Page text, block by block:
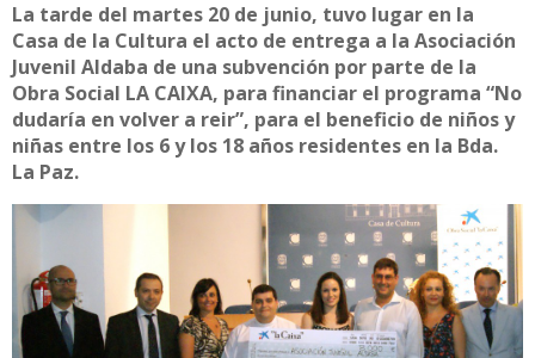
La tarde del martes 20 de junio, tuvo lugar en la
Casa de la Cultura el acto de entrega a la Asociación
Juvenil Aldaba de una subvención por parte de la
Obra Social LA CAIXA, para financiar el programa “No
dudaría en volver a reir”, para el beneficio de niños y
niñas entre los 6 y los 18 años residentes en la Bda.
La Paz.